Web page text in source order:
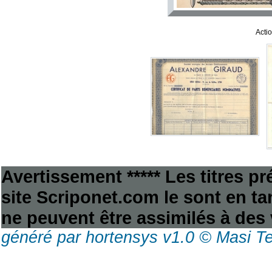
Avertissement ***** Les titres
site Scriponet.com le sont en
ne peuvent être assimilés à
généré par hortensys v1.0 © Masi